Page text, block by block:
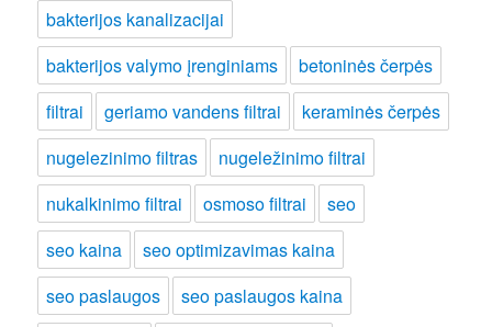
bakterijos kanalizacijai
bakterijos valymo įrenginiams
betoninės čerpės
filtrai
geriamo vandens filtrai
keraminės čerpės
nugelezinimo filtras
nugeležinimo filtrai
nukalkinimo filtrai
osmoso filtrai
seo
seo kaina
seo optimizavimas kaina
seo paslaugos
seo paslaugos kaina